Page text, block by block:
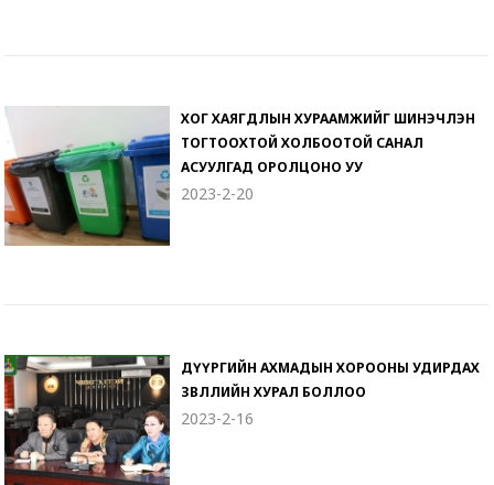
ХОГ ХАЯГДЛЫН ХУРААМЖИЙГ ШИНЭЧЛЭН
ТОГТООХТОЙ ХОЛБООТОЙ САНАЛ
АСУУЛГАД ОРОЛЦОНО УУ
2023-2-20
ДҮҮРГИЙН АХМАДЫН ХОРООНЫ УДИРДАХ
ЗӨВЛӨЛИЙН ХУРАЛ БОЛЛОО
2023-2-16